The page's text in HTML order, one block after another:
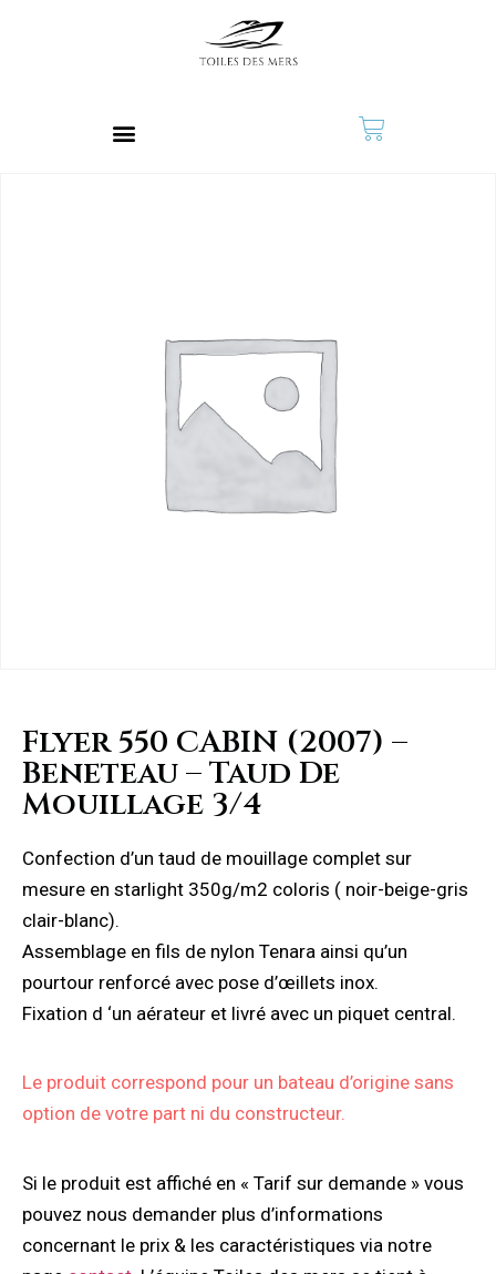
Flyer 550 CABIN (2007) –
Beneteau – Taud De
Mouillage 3/4
Confection d’un taud de mouillage complet sur
mesure en starlight 350g/m2 coloris ( noir-beige-gris
clair-blanc).
Assemblage en fils de nylon Tenara ainsi qu’un
pourtour renforcé avec pose d’œillets inox.
Fixation d ‘un aérateur et livré avec un piquet central.
Le produit correspond pour un bateau d’origine sans
option de votre part ni du constructeur.
Si le produit est affiché en « Tarif sur demande » vous
pouvez nous demander plus d’informations
concernant le prix & les caractéristiques via notre